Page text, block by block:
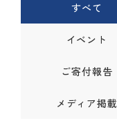
すべて
イベント
ご寄付報告
メディア掲載